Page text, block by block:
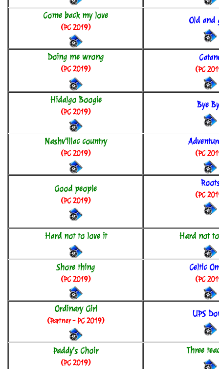
Come back my love
(PC 2019)
Old and
Doing me wrong
(PC 2019) (PC
Hidalgo Boogie
(PC 2019)
Bye
Nashv'illac country
(PC 2019) (PC
Good people
(PC 2019)
(PC
Hard not to love it Hard not
Shore thing
(PC 2019)
Celtic
(PC
Ordinary Girl
(Partner - PC 2019)
UPS
Paddy's Choir
(PC 2019)
Three